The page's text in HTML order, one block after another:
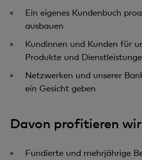
Ein eigenes Kundenbuch
ausbauen
Kundinnen und Kunden für
Produkte und
Netzwerken und unserer
ein Gesicht geben
Davon profitieren wir
Fundierte und mehrjährige